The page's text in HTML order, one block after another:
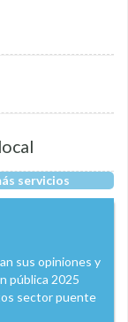
servicios
sus opiniones y
pública 2025
sector puente